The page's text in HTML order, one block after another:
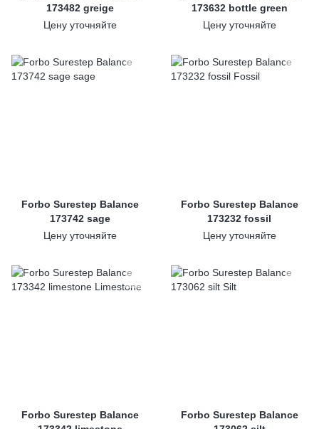
173482 greige
Цену уточняйте
173632 bottle green
Цену уточняйте
Forbo Surestep Balance
173742 sage
Цену уточняйте
Forbo Surestep Balance
173232 fossil
Цену уточняйте
Forbo Surestep Balance
Forbo Surestep Balance